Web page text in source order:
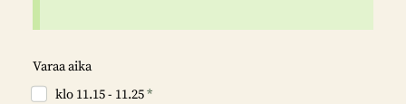
Varaa aika
klo 11.15 - 11.25*